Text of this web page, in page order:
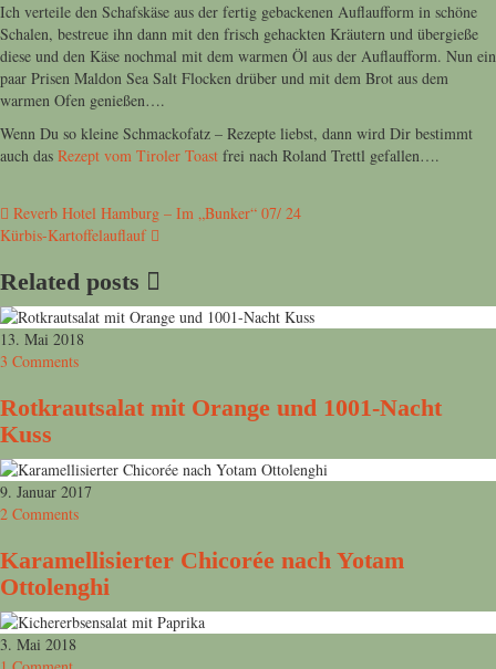
Ich verteile den Schafskäse aus der fertig gebackenen Auflaufform in schöne
Schalen, bestreue ihn dann mit den frisch gehackten Kräutern und übergieße
diese und den Käse nochmal mit dem warmen Öl aus der Auflaufform. Nun ein
paar Prisen Maldon Sea Salt Flocken drüber und mit dem Brot aus dem
warmen Ofen genießen….
Wenn Du so kleine Schmackofatz – Rezepte liebst, dann wird Dir bestimmt
auch das Rezept vom Tiroler Toast frei nach Roland Trettl gefallen….
Beitragsnavigation
Reverb Hotel Hamburg – Im „Bunker“ 07/ 24
Kürbis-Kartoffelauflauf
Related posts
13. Mai 2018
3 Comments
Rotkrautsalat mit Orange und 1001-Nacht
Kuss
9. Januar 2017
2 Comments
Karamellisierter Chicorée nach Yotam
Ottolenghi
3. Mai 2018